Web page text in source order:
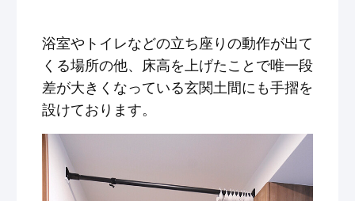
浴室やトイレなどの立ち座りの動作が出て
くる場所の他、床高を上げたことで唯一段
差が大きくなっている玄関土間にも手摺を
設けております。